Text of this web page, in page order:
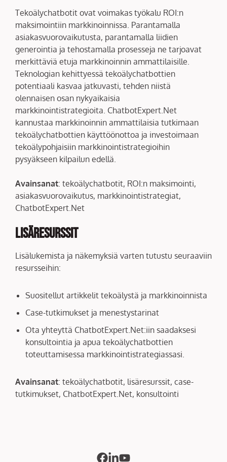
Tekoälychatbotit ovat voimakas työkalu ROI:n
maksimointiin markkinoinnissa. Parantamalla
asiakasvuorovaikutusta, parantamalla liidien
generointia ja tehostamalla prosesseja ne tarjoavat
merkittäviä etuja markkinoinnin ammattilaisille.
Teknologian kehittyessä tekoälychatbottien
potentiaali kasvaa jatkuvasti, tehden niistä
olennaisen osan nykyaikaisia
markkinointistrategioita. ChatbotExpert.Net
kannustaa markkinoinnin ammattilaisia tutkimaan
tekoälychatbottien käyttöönottoa ja investoimaan
tekoälypohjaisiin markkinointistrategioihin
pysyäkseen kilpailun edellä.
Avainsanat: tekoälychatbotit, ROI:n maksimointi,
asiakasvuorovaikutus, markkinointistrategiat,
ChatbotExpert.Net
Lisäresurssit
Lisälukemista ja näkemyksiä varten tutustu seuraaviin
resursseihin:
Suositellut artikkelit tekoälystä ja markkinoinnista
Case-tutkimukset ja menestystarinat
Ota yhteyttä ChatbotExpert.Net:iin saadaksesi
konsultointia ja apua tekoälychatbottien
toteuttamisessa markkinointistrategiassasi.
Avainsanat: tekoälychatbotit, lisäresurssit, case-
tutkimukset, ChatbotExpert.Net, konsultointi